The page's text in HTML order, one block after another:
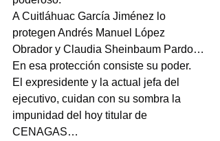
A Cuitláhuac García Jiménez lo
protegen Andrés Manuel López
Obrador y Claudia Sheinbaum Pardo…
En esa protección consiste su poder.
El expresidente y la actual jefa del
ejecutivo, cuidan con su sombra la
impunidad del hoy titular de
CENAGAS…